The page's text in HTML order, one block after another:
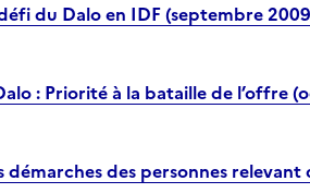
du Dalo en IDF (septembre
: Priorité à la bataille de l’offre
des personnes relevant